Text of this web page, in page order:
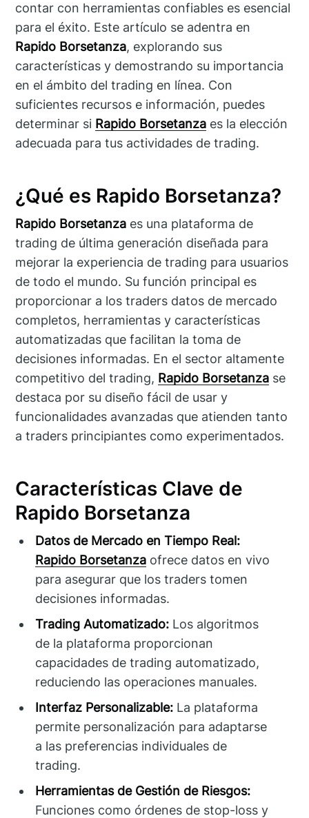
contar con herramientas confiables es esencial
para el éxito. Este artículo se adentra en
Rapido Borsetanza, explorando sus
características y demostrando su importancia
en el ámbito del trading en línea. Con
suficientes recursos e información, puedes
determinar si Rapido Borsetanza es la elección
adecuada para tus actividades de trading.
¿Qué es Rapido Borsetanza?
Rapido Borsetanza es una plataforma de
trading de última generación diseñada para
mejorar la experiencia de trading para usuarios
de todo el mundo. Su función principal es
proporcionar a los traders datos de mercado
completos, herramientas y características
automatizadas que facilitan la toma de
decisiones informadas. En el sector altamente
competitivo del trading, Rapido Borsetanza se
destaca por su diseño fácil de usar y
funcionalidades avanzadas que atienden tanto
a traders principiantes como experimentados.
Características Clave de
Rapido Borsetanza
Datos de Mercado en Tiempo Real:
Rapido Borsetanza ofrece datos en vivo
para asegurar que los traders tomen
decisiones informadas.
Trading Automatizado: Los algoritmos
de la plataforma proporcionan
capacidades de trading automatizado,
reduciendo las operaciones manuales.
Interfaz Personalizable: La plataforma
permite personalización para adaptarse
a las preferencias individuales de
trading.
Herramientas de Gestión de Riesgos:
Funciones como órdenes de stop-loss y